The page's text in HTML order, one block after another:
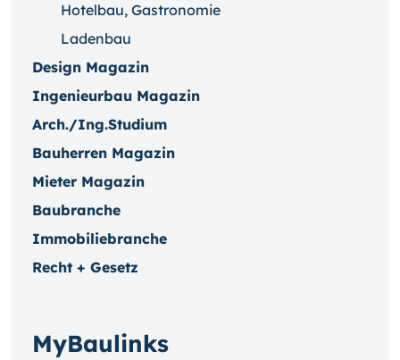
Hotelbau, Gastronomie
Ladenbau
Design Magazin
Ingenieurbau Magazin
Arch./Ing.Studium
Bauherren Magazin
Mieter Magazin
Baubranche
Immobiliebranche
Recht + Gesetz
MyBaulinks